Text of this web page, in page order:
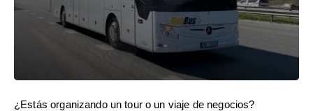
¿Estás organizando un tour o un viaje de negocios?